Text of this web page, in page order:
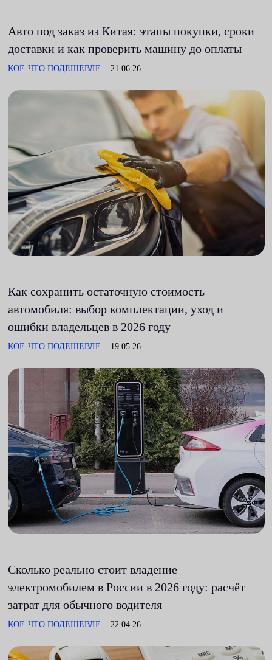
Авто под заказ из Китая: этапы покупки, сроки
доставки и как проверить машину до оплаты
КОЕ-ЧТО ПОДЕШЕВЛЕ 21.06.26
Как сохранить остаточную стоимость
автомобиля: выбор комплектации, уход и
ошибки владельцев в 2026 году
КОЕ-ЧТО ПОДЕШЕВЛЕ 19.05.26
Сколько реально стоит владение
электромобилем в России в 2026 году: расчёт
затрат для обычного водителя
КОЕ-ЧТО ПОДЕШЕВЛЕ 22.04.26